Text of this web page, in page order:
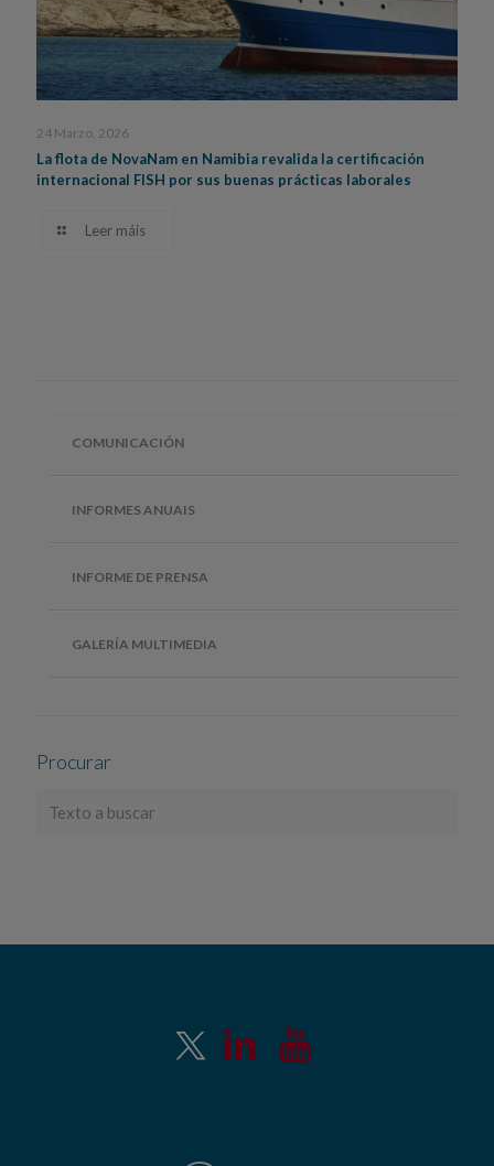
24 Marzo, 2026
La flota de NovaNam en Namibia revalida la certificación
internacional FISH por sus buenas prácticas laborales
Leer máis
COMUNICACIÓN
INFORMES ANUAIS
INFORME DE PRENSA
GALERÍA MULTIMEDIA
Procurar